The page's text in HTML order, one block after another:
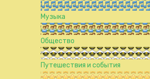
Музыка
Общество
Путешествия и события